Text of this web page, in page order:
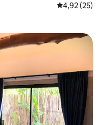
4,92 (25)